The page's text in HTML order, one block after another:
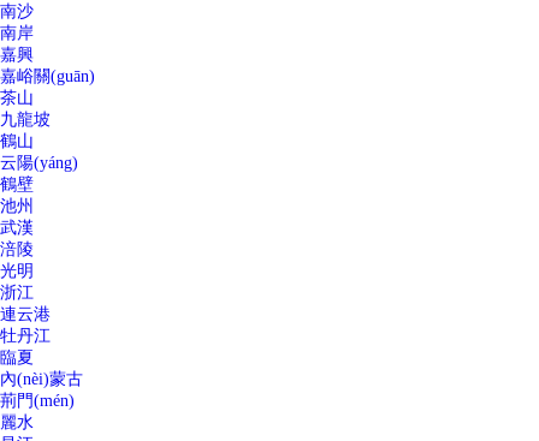
南沙
南岸
嘉興
嘉峪關(guān)
茶山
九龍坡
鶴山
云陽(yáng)
鶴壁
池州
武漢
涪陵
光明
浙江
連云港
牡丹江
臨夏
內(nèi)蒙古
荊門(mén)
麗水